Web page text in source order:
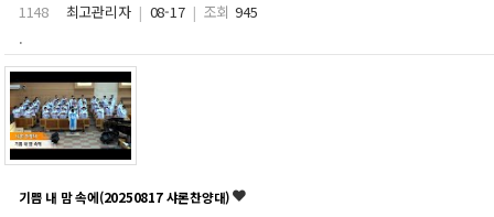
1148 최고관리자 | 08-17 | 조회 945
.
기쁨 내 맘 속에(20250817 샤론찬양대)